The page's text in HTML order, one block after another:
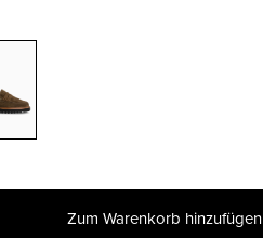
Zum Warenkorb hinzufügen